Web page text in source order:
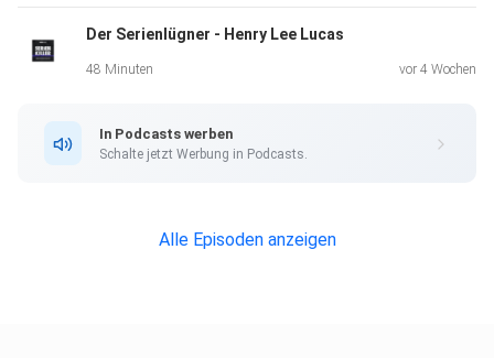
Der Serienlügner - Henry Lee Lucas
48 Minuten vor 4 Wochen
In Podcasts werben
Schalte jetzt Werbung in Podcasts.
Alle Episoden anzeigen